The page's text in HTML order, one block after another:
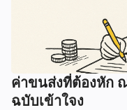
ค่าขนส่งที่ต้องหัก
ฉบับเข้าใจง